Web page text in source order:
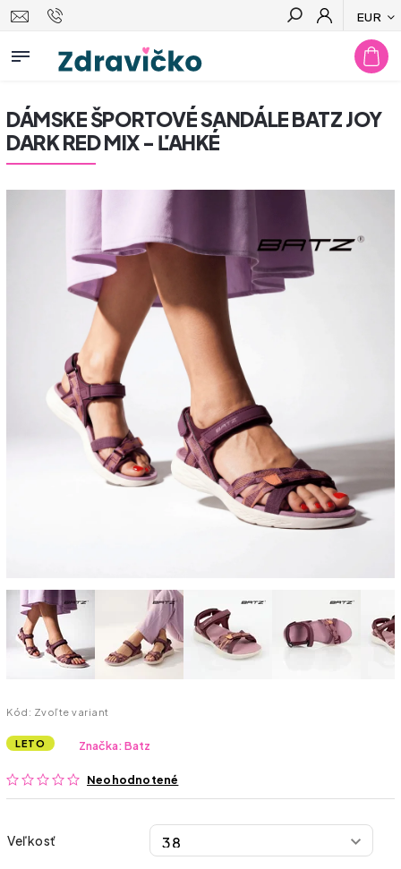
EUR
Hľadať
DÁMSKE ŠPORTOVÉ SANDÁLE BATZ JOY
DARK RED MIX - ĽAHKÉ
Kód: Zvoľte variant
LETO
Neohodnotené
Značka:Batz
Veľkosť